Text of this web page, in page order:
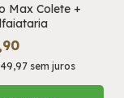
Max Colete +
sem juros